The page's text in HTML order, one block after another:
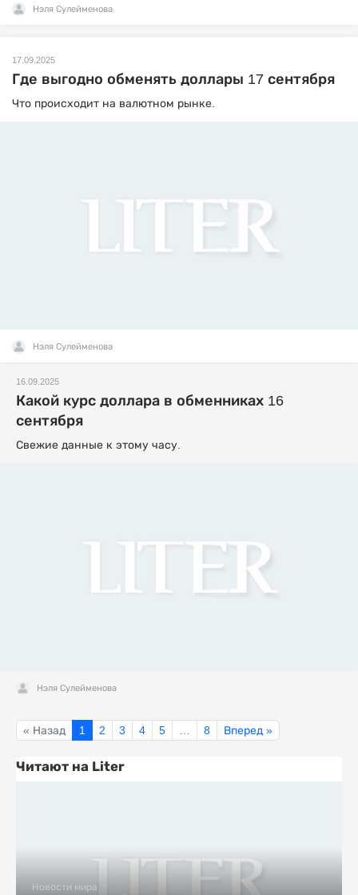
Нэля Сулейменова
17.09.2025
Где выгодно обменять доллары 17 сентября
Что происходит на валютном рынке.
Нэля Сулейменова
16.09.2025
Какой курс доллара в обменниках 16
сентября
Свежие данные к этому часу.
Нэля Сулейменова
« Назад 1 2 3 4 5 8 Вперед »
Читают на Liter
Новости мира